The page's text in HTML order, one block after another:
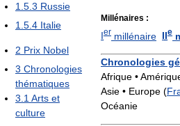
Millénaires :
Ier millénaire IIe
Chronologies
Afrique •
Asie • Europe (
Océanie
1.5.3 Russie
1.5.4 Italie
2 Prix Nobel
3 Chronologies
thématiques
3.1 Arts et
culture